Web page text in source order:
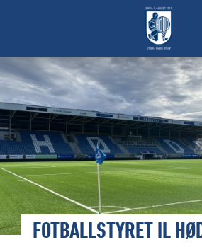
FOTBALLSTYRET IL